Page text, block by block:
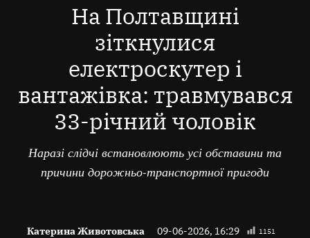
На Полтавщині
зіткнулися
електроскутер і
вантажівка: травмувався
33-річний чоловік
Наразі слідчі встановлюють усі обставини та
причини дорожньо-транспортної пригоди
Катерина Животовська 09-06-2026, 16:29 1151